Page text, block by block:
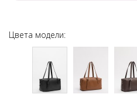
Цвета модели: